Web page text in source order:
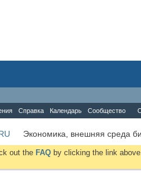
Справка Календарь Сообщество
Экономика, внешняя среда
out the FAQ by clicking the link